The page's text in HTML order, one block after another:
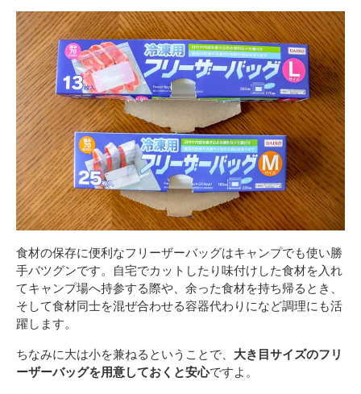
食材の保存に便利なフリーザーバッグはキャンプでも使い勝
手バツグンです。自宅でカットしたり味付けした食材を入れ
てキャンプ場へ持参する際や、余った食材を持ち帰るとき、
そして食材同士を混ぜ合わせる容器代わりになど調理にも活
躍します。
ちなみに大は小を兼ねるということで、 大き目サイズのフリ
ーザーバッグを用意しておくと安心ですよ。